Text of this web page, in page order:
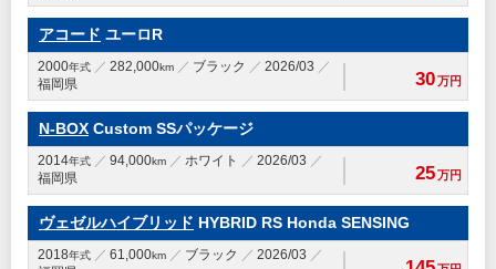
アコード ユーロR
2000年式 282,000km ブラック
2026/03
福岡県
30万円
N-BOX Custom SSパッケージ
2014年式 94,000km ホワイト
2026/03
福岡県
25万円
ヴェゼルハイブリッド HYBRID RS Honda SENSING
2018年式 61,000km ブラック
2026/03